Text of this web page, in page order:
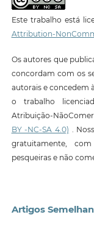
Este trabalho está
Attribution-
Os autores que
concordam com os
autorais e concedem
o trabalho
Atribuição-
BY -NC-SA 4.0) .
gratuitamente,
pesqueiras e não
Artigos